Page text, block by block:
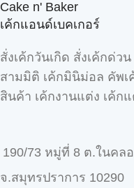
Cake n' Baker
เค้กแอนด์เบคเกอร์
สั่งเค้กวันเกิด สั่งเค้กด่ว
สามมิติ เค้กมินิม่อล คัพเ
สินค้า เค้กงานแต่ง เค้ก
190/73 หมู่ที่ 8 ต.ในคล
จ.สมุทรปราการ 10290